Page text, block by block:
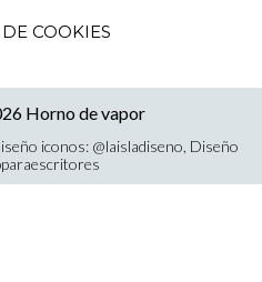
COOKIES
Horno de vapor
iconos: @laisladiseno , Diseño